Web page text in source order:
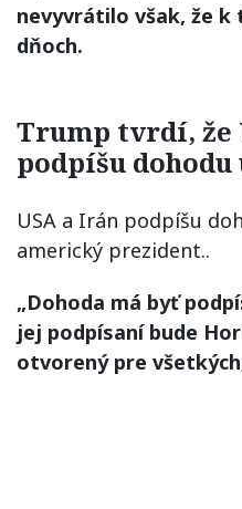
nevyvrátilo však, že k
dňoch.
Trump tvrdí, že
podpíšu
USA a Irán podpíšu
americký prezident..
„Dohoda má byť
jej podpísaní bude
otvorený pre